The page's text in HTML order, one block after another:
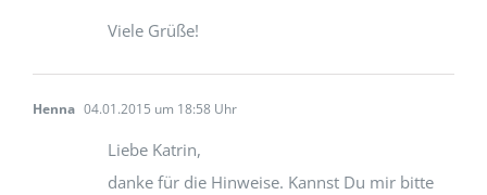
Viele Grüße!
Henna 04.01.2015 um 18:58 Uhr
Liebe Katrin,
danke für die Hinweise. Kannst Du mir bitte